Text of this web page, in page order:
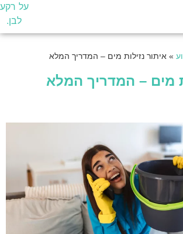
»איתור נזילות מים – המדריך המלא
מים – המדריך המלא